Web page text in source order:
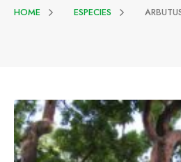
HOME ESPECIES